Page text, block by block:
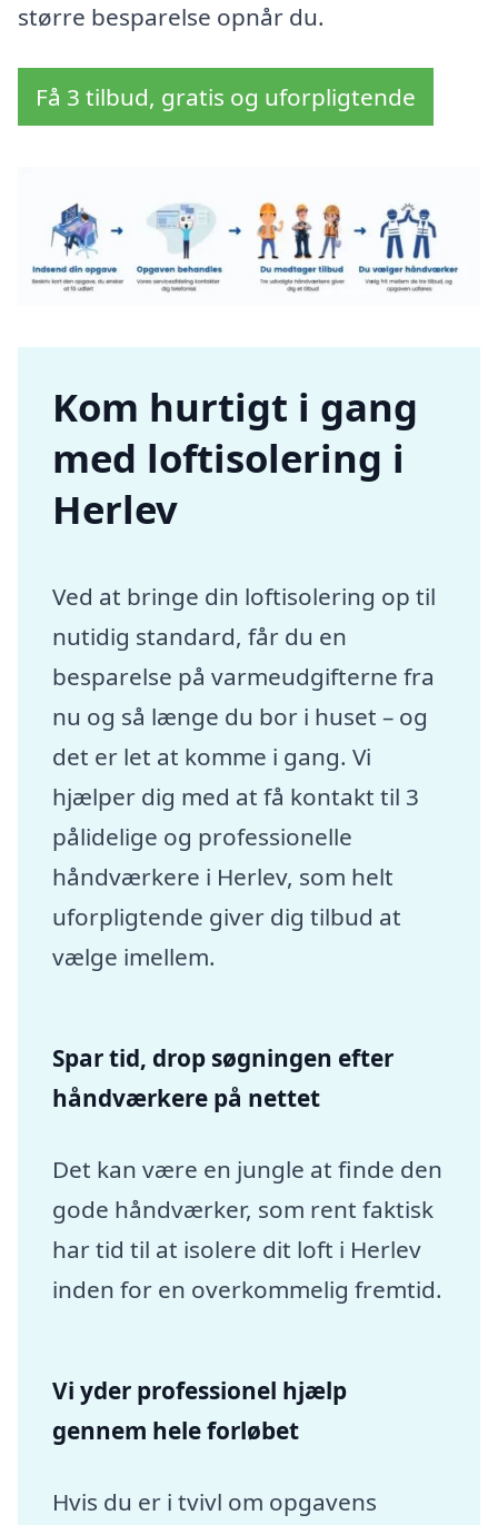
større besparelse opnår du.
Få 3 tilbud, gratis og uforpligtende
Kom hurtigt i gang
med loftisolering i
Herlev
Ved at bringe din loftisolering op til
nutidig standard, får du en
besparelse på varmeudgifterne fra
nu og så længe du bor i huset – og
det er let at komme i gang. Vi
hjælper dig med at få kontakt til 3
pålidelige og professionelle
håndværkere i Herlev, som helt
uforpligtende giver dig tilbud at
vælge imellem.
Spar tid, drop søgningen efter
håndværkere på nettet
Det kan være en jungle at finde den
gode håndværker, som rent faktisk
har tid til at isolere dit loft i Herlev
inden for en overkommelig fremtid.
Vi yder professionel hjælp
gennem hele forløbet
Hvis du er i tvivl om opgavens